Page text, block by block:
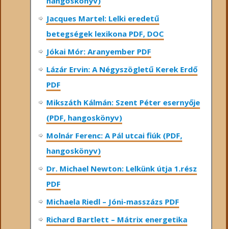
Jacques Martel: Lelki eredetű
betegségek lexikona PDF, DOC
Jókai Mór: Aranyember PDF
Lázár Ervin: A Négyszögletű Kerek Erdő
PDF
Mikszáth Kálmán: Szent Péter esernyője
(PDF, hangoskönyv)
Molnár Ferenc: A Pál utcai fiúk (PDF,
hangoskönyv)
Dr. Michael Newton: Lelkünk útja 1.rész
PDF
Michaela Riedl – Jóni-masszázs PDF
Richard Bartlett – Mátrix energetika